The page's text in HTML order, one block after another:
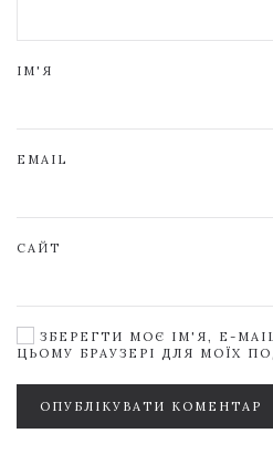
ІМ'Я
EMAIL
САЙТ
ЗБЕРЕГТИ МОЄ ІМ'Я, E-
ЦЬОМУ БРАУЗЕРІ ДЛЯ МОЇХ
ОПУБЛІКУВАТИ КОМЕНТАР